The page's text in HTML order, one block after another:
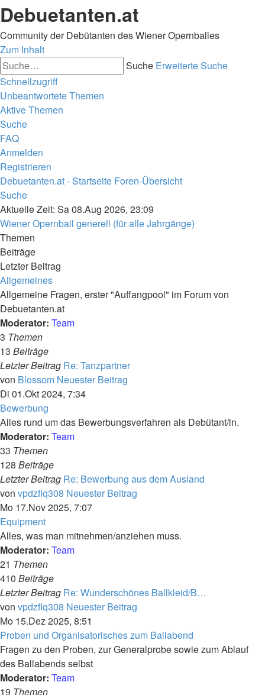
Debuetanten.at
Community der Debütanten des Wiener Opernballes
Zum Inhalt
Suche Erweiterte Suche
Schnellzugriff
Unbeantwortete Themen
Aktive Themen
Suche
FAQ
Anmelden
Registrieren
Debuetanten.at - Startseite Foren-Übersicht
Suche
Aktuelle Zeit: Sa 08.Aug 2026, 23:09
Wiener Opernball generell (für alle Jahrgänge)
Themen
Beiträge
Letzter Beitrag
Allgemeines
Allgemeine Fragen, erster "Auffangpool" im Forum von
Debuetanten.at
Moderator: Team
3 Themen
13 Beiträge
Letzter Beitrag Re: Tanzpartner
von Blossom Neuester Beitrag
Di 01.Okt 2024, 7:34
Bewerbung
Alles rund um das Bewerbungsverfahren als Debütant/in.
Moderator: Team
33 Themen
128 Beiträge
Letzter Beitrag Re: Bewerbung aus dem Ausland
von vpdzflq308 Neuester Beitrag
Mo 17.Nov 2025, 7:07
Equipment
Alles, was man mitnehmen/anziehen muss.
Moderator: Team
21 Themen
410 Beiträge
Letzter Beitrag Re: Wunderschönes Ballkleid/B…
von vpdzflq308 Neuester Beitrag
Mo 15.Dez 2025, 8:51
Proben und Organisatorisches zum Ballabend
Fragen zu den Proben, zur Generalprobe sowie zum Ablauf
des Ballabends selbst
Moderator: Team
19 Themen